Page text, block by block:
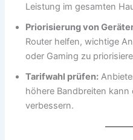
Leistung im gesamten
Priorisierung von
Router helfen, wichtige
oder Gaming zu
Tarifwahl prüfen:
höhere Bandbreiten
verbessern.